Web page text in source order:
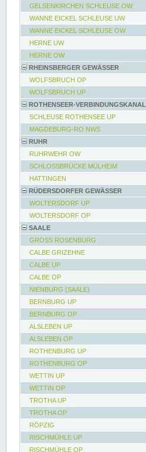
GELSENKIRCHEN SCHLEUSE OW
WANNE EICKEL SCHLEUSE UW
WANNE EICKEL SCHLEUSE OW
HERNE UW
HERNE OW
RHEINSBERGER GEWÄSSER
WOLFSBRUCH OP
WOLFSBRUCH UP
ROTHENSEER-VERBINDUNGSKANAL
SCHLEUSE ROTHENSEE UP
MAGDEBURG-RO NWS
RUHR
RUHRWEHR OW
SCHLOSSBRÜCKE MÜLHEIM
HATTINGEN
RÜDERSDORFER GEWÄSSER
WOLTERSDORF UP
WOLTERSDORF OP
SAALE
GROSS ROSENBURG
CALBE GRIZEHNE
CALBE UP
CALBE OP
NIENBURG (SAALE)
BERNBURG UP
BERNBURG OP
ALSLEBEN UP
ALSLEBEN OP
ROTHENBURG UP
ROTHENBURG OP
WETTIN UP
WETTIN OP
TROTHA UP
TROTHA OP
RÖPZIG
RISCHMÜHLE UP
RISCHMÜHLE OP